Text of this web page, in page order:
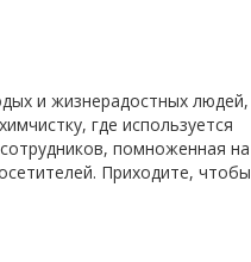
и жизнерадостных людей,
где используется
помноженная на
Приходите, чтобы